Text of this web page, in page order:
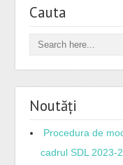
Cauta
Noutăți
Procedura de
cadrul SDL 2023-